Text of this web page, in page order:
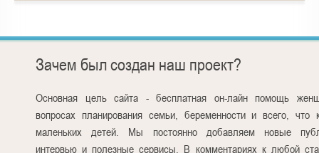
Зачем был создан наш проект?
Основная цель сайта - бесплатная он-лайн помощь
вопросах планирования семьи, беременности и всего, что
маленьких детей. Мы постоянно добавляем новые
интервью и полезные сервисы. В комментариях к любой